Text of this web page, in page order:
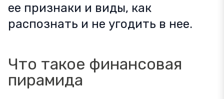
ее признаки и виды, как
распознать и не угодить в нее.
Что такое финансовая
пирамида